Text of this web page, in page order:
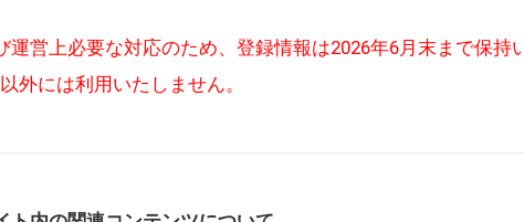
運営上必要な対応のため、登録情報は2026年6月末まで保持
外には利用いたしません。